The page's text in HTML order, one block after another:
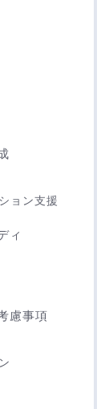
ョン支援
ィ
慮事項